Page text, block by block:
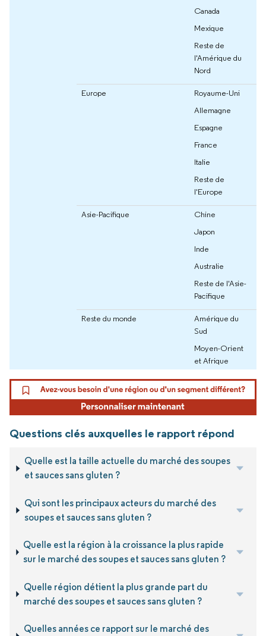
Canada
Mexique
Reste de
l'Amérique du
Nord
Europe
Royaume-Uni
Allemagne
Espagne
France
Italie
Reste de
l'Europe
Asie-Pacifique
Chine
Japon
Inde
Australie
Reste de l'Asie-
Pacifique
Reste du monde
Amérique du
Sud
Moyen-Orient
et Afrique
Questions clés auxquelles le rapport répond
Quelle est la taille actuelle du marché des soupes
et sauces sans gluten ?
Qui sont les principaux acteurs du marché des
soupes et sauces sans gluten ?
Quelle est la région à la croissance la plus rapide
sur le marché des soupes et sauces sans gluten ?
Quelle région détient la plus grande part du
marché des soupes et sauces sans gluten ?
Quelles années ce rapport sur le marché des